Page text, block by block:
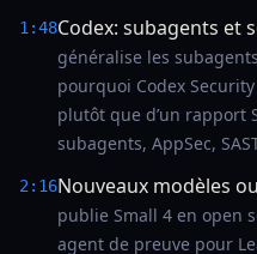
1:48Codex: subagents et
généralise les
pourquoi Codex
plutôt que d’un rapport
subagents, AppSec,
2:16Nouveaux modèles
publie Small 4 en open
agent de preuve pour